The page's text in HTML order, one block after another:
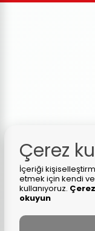
Çerez
İçeriği
etmek için kendi
kullanıyoruz.
okuyun